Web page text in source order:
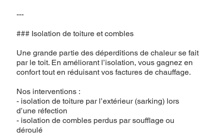
---
### Isolation de toiture et combles
Une grande partie des déperditions de chaleur se fait
par le toit. En améliorant l’isolation, vous gagnez en
confort tout en réduisant vos factures de chauffage.
Nos interventions :
- isolation de toiture par l’extérieur (sarking) lors
d’une réfection
- isolation de combles perdus par soufflage ou
déroulé